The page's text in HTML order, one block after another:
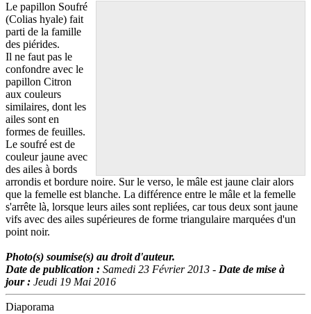
Le papillon Soufré
(Colias hyale) fait
parti de la famille
des piérides.
Il ne faut pas le
confondre avec le
papillon Citron
aux couleurs
similaires, dont les
ailes sont en
formes de feuilles.
Le soufré est de
couleur jaune avec
des ailes à bords
arrondis et bordure noire. Sur le verso, le mâle est jaune clair alors
que la femelle est blanche. La différence entre le mâle et la femelle
s'arrête là, lorsque leurs ailes sont repliées, car tous deux sont jaune
vifs avec des ailes supérieures de forme triangulaire marquées d'un
point noir.
Photo(s) soumise(s) au droit d'auteur.
Date de publication : Samedi 23 Février 2013 - Date de mise à
jour : Jeudi 19 Mai 2016
Diaporama